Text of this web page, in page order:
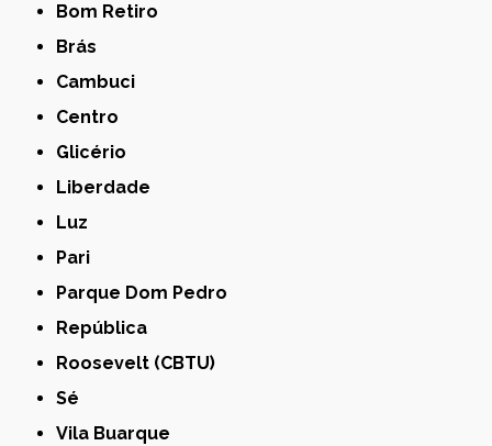
Bom Retiro
Brás
Cambuci
Centro
Glicério
Liberdade
Luz
Pari
Parque Dom Pedro
República
Roosevelt (CBTU)
Sé
Vila Buarque